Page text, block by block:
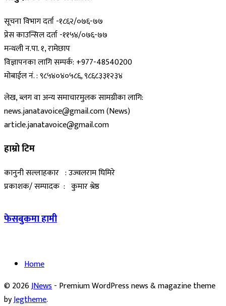
सूचना विभाग दर्ता -१८६२/०७६-७७
प्रेस काउन्सिल दर्ता -११५४/०७६-७७
मन्थली न.पा. १, रामेछाप
विज्ञापनका लागि सम्पर्क: +977-48540200
मोबाईल नं. : ९८५४०४०५८६, ९८६८३३१२३४
लेख, ब्लग वा अन्य समाचारमुलक सामग्रीका लागि:
news.janatavoice@gmail.com (News)
article.janatavoice@gmail.com
हाम्रो टिम
कानुनी सल्लाहकार : उज्वलराम घिमिरे
प्रकाशक/ सम्पादक : कुमार श्रेष्ठ
फेसबुकमा हामी
Home
© 2026JNews- Premium WordPress news & magazine theme
byJegtheme.